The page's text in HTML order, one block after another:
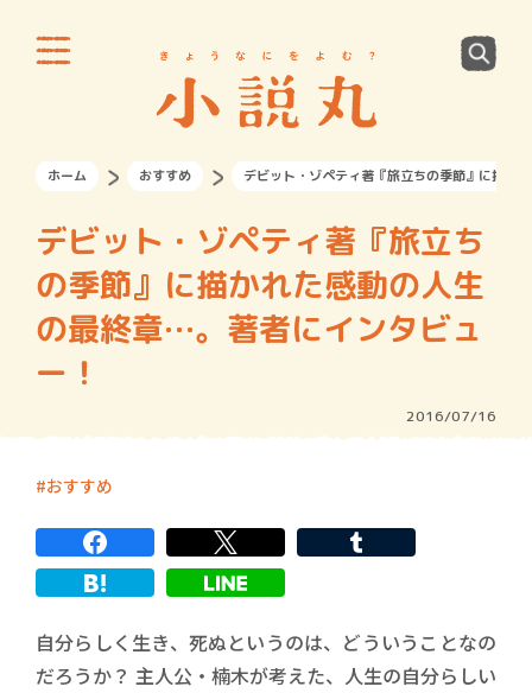
ホーム おすすめ デビット・ゾペティ著『旅立ちの季節』に描か
デビット・ゾペティ著『旅立ち
の季節』に描かれた感動の人生
の最終章…。著者にインタビュ
ー！
2016/07/16
おすすめ
自分らしく生き、死ぬというのは、どういうことなの
だろうか？ 主人公・楠木が考えた、人生の自分らしい